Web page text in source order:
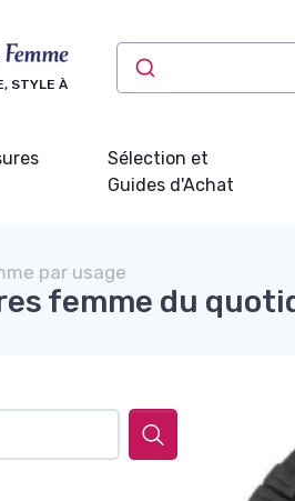
STYLE À
Sélection et
Guides d'Achat
par usage
femme du